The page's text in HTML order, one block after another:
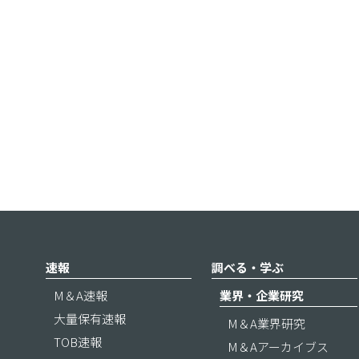
速報
M＆A速報
大量保有速報
TOB速報
調べる・学ぶ
業界・企業研究
M＆A業界研究
M＆Aアーカイブス